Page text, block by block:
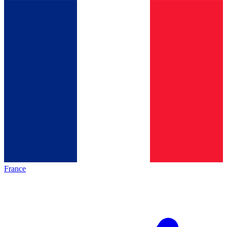
France